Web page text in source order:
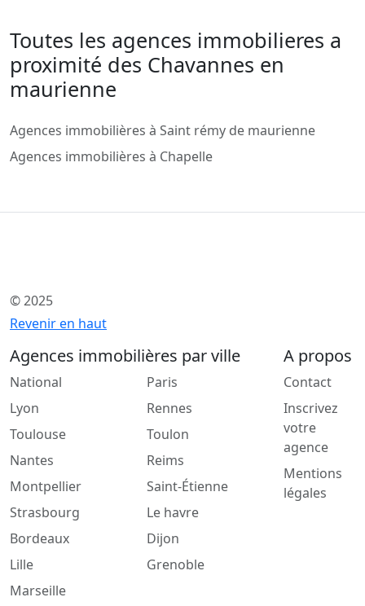
Toutes les agences immobilieres a
proximité des Chavannes en
maurienne
Agences immobilières à Saint rémy de maurienne
Agences immobilières à Chapelle
© 2025
Revenir en haut
Agences immobilières par ville
National
Lyon
Toulouse
Nantes
Montpellier
Strasbourg
Bordeaux
Lille
Marseille
Paris
Rennes
Toulon
Reims
Saint-Étienne
Le havre
Dijon
Grenoble
A propos
Contact
Inscrivez
votre
agence
Mentions
légales